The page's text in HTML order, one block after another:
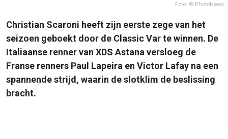
Foto: © PhotoNews
Christian Scaroni heeft zijn eerste zege van het
seizoen geboekt door de Classic Var te winnen. De
Italiaanse renner van XDS Astana versloeg de
Franse renners Paul Lapeira en Victor Lafay na een
spannende strijd, waarin de slotklim de beslissing
bracht.